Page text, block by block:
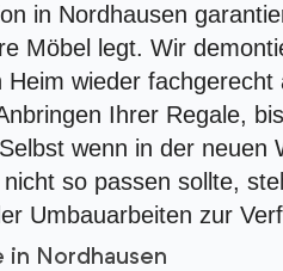
in Nordhausen
Möbel legt. Wir
Heim wieder
Ihrer Regale,
wenn in der neuen
so passen sollte,
Umbauarbeiten zur
in Nordhausen